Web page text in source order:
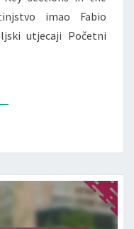
imao Fabio
utjecaji Početni
MORE